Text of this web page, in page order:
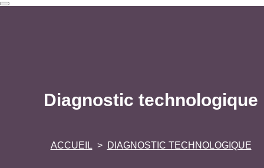
Diagnostic technologique
ACCUEIL DIAGNOSTIC TECHNOLOGIQUE